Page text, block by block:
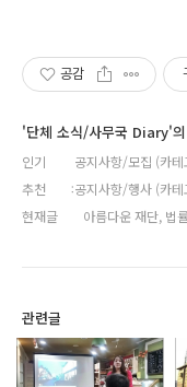
공감
'단체 소식/사무국 Diary'
인기
공지사항/모집 (카
추천
공지사항/행사 (카
현재글
아름다운 재단, 법
관련글